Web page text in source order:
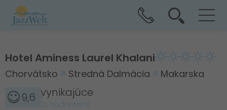
Hotel Aminess Laurel Khalani
Chorvátsko Stredná Dalmácia Makarska
9,6 vynikajúce
2x hodnotené